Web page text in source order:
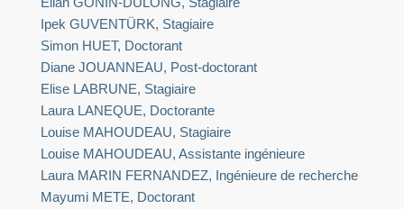
Ipek GUVENTÜRK, Stagiaire
Simon HUET, Doctorant
Diane JOUANNEAU, Post-doctorant
Elise LABRUNE, Stagiaire
Laura LANEQUE, Doctorante
Louise MAHOUDEAU, Stagiaire
Louise MAHOUDEAU, Assistante ingénieure
Laura MARIN FERNANDEZ, Ingénieure de recherche
Mayumi METE, Doctorant